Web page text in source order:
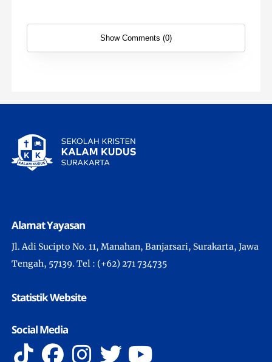
Show Comments (0)
Alamat Yayasan
Jl. Adi Sucipto No. 11, Manahan, Banjarsari, Surakarta, Jawa
Tengah, 57139. Tel : (+62) 271 734735
Statistik Website
Social Media